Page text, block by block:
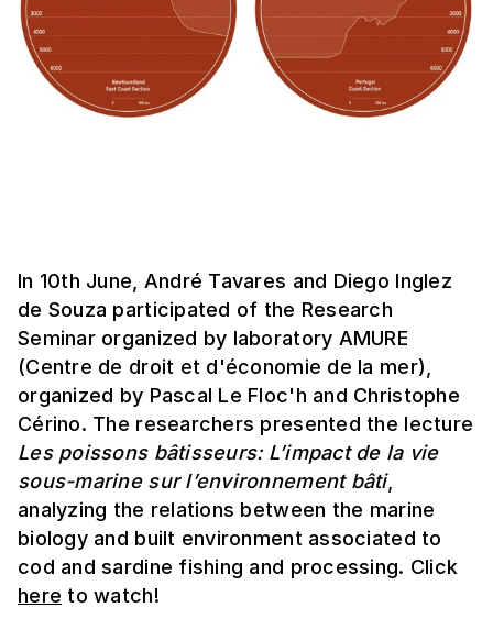
In 10th June, André Tavares and Diego Inglez
de Souza participated of the Research
Seminar organized by laboratory AMURE
(Centre de droit et d'économie de la mer),
organized by Pascal Le Floc'h and Christophe
Cérino. The researchers presented the lecture
Les poissons bâtisseurs: L’impact de la vie
sous-marine sur l’environnement bâti,
analyzing the relations between the marine
biology and built environment associated to
cod and sardine fishing and processing. Click
here to watch!